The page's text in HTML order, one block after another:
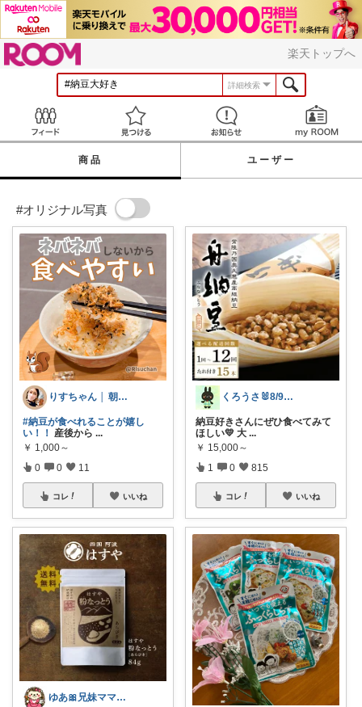
楽天トップへ
詳細検索
見つける お知らせ
商品 ユーザー
#オリジナル写真
りすちゃん │ 朝コレ
#納豆が食べれることが嬉し
い！！
産後から ...
￥ 1,000～
0 0 11
コレ いいね
ゆあ🎀兄妹ママの育児と暮らし
くろうさ🐰8/9〜8/10お休み🐰
納豆好きさんにぜひ食べてみて
ほしい💛 大 ...
￥ 15,000～
1 0 815
コレ いいね